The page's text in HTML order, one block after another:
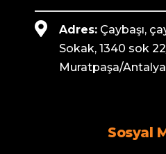
Adres: Çaybaşı,
Sokak, 1340 sok
Muratpaşa/Antalya
Sosyal